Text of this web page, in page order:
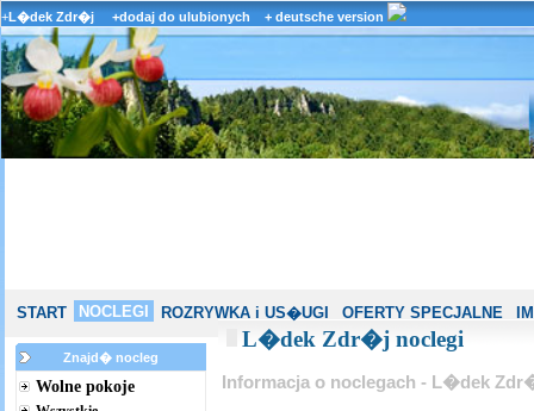
+L�dek Zdr�j +dodaj do ulubionych + deutsche version
START NOCLEGI ROZRYWKA i US�UGI OFERTY SPECJALNE
Znajd� nocleg
Wolne pokoje
L�dek Zdr�j noclegi
Informacja o noclegach - L�dek